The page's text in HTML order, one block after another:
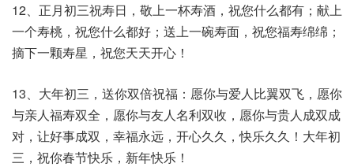
12、正月初三祝寿日，敬上一杯寿酒，祝您什么都有；献上
一个寿桃，祝您什么都好；送上一碗寿面，祝您福寿绵绵；
摘下一颗寿星，祝您天天开心！
13、大年初三，送你双倍祝福：愿你与爱人比翼双飞，愿你
与亲人福寿双全，愿你与友人名利双收，愿你与贵人成双成
对，让好事成双，幸福永远，开心久久，快乐久久！大年初
三，祝你春节快乐，新年快乐！